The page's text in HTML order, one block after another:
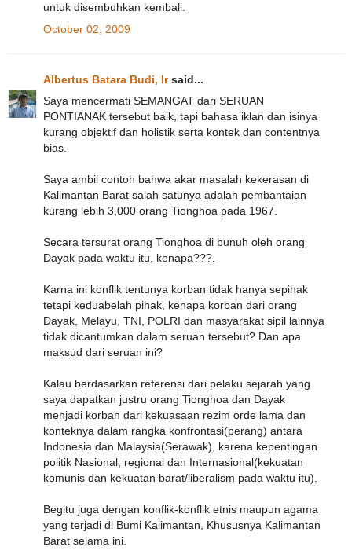
untuk disembuhkan kembali.
October 02, 2009
Albertus Batara Budi, Irsaid...
Saya mencermati SEMANGAT dari SERUAN
PONTIANAK tersebut baik, tapi bahasa iklan dan isinya
kurang objektif dan holistik serta kontek dan contentnya
bias.
Saya ambil contoh bahwa akar masalah kekerasan di
Kalimantan Barat salah satunya adalah pembantaian
kurang lebih 3,000 orang Tionghoa pada 1967.
Secara tersurat orang Tionghoa di bunuh oleh orang
Dayak pada waktu itu, kenapa???.
Karna ini konflik tentunya korban tidak hanya sepihak
tetapi keduabelah pihak, kenapa korban dari orang
Dayak, Melayu, TNI, POLRI dan masyarakat sipil lainnya
tidak dicantumkan dalam seruan tersebut? Dan apa
maksud dari seruan ini?
Kalau berdasarkan referensi dari pelaku sejarah yang
saya dapatkan justru orang Tionghoa dan Dayak
menjadi korban dari kekuasaan rezim orde lama dan
konteknya dalam rangka konfrontasi(perang) antara
Indonesia dan Malaysia(Serawak), karena kepentingan
politik Nasional, regional dan Internasional(kekuatan
komunis dan kekuatan barat/liberalism pada waktu itu).
Begitu juga dengan konflik-konflik etnis maupun agama
yang terjadi di Bumi Kalimantan, Khususnya Kalimantan
Barat selama ini.